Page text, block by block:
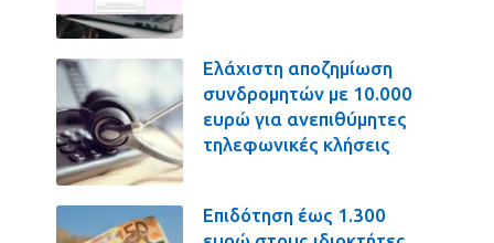
Ελάχιστη αποζημίωση
συνδρομητών με 10.000
ευρώ για ανεπιθύμητες
τηλεφωνικές κλήσεις
Επιδότηση έως 1.300